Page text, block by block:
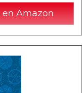
Amazon